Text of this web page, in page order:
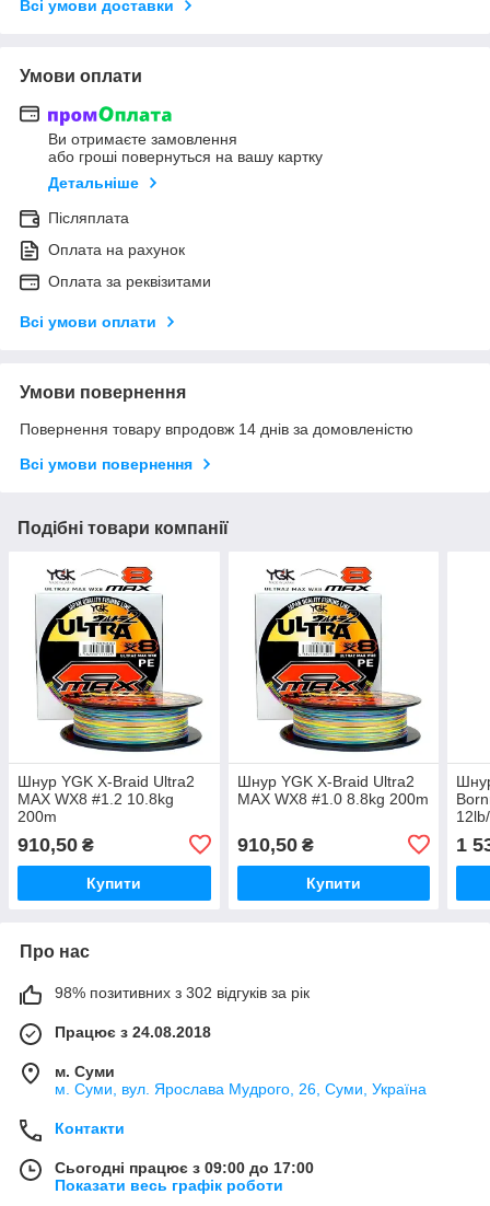
Всі умови доставки
Умови оплати
Ви отримаєте замовлення
або гроші повернуться на вашу картку
Детальніше
Післяплата
Оплата на рахунок
Оплата за реквізитами
Всі умови оплати
Умови повернення
Повернення товару впродовж 14 днів за домовленістю
Всі умови повернення
Подібні товари компанії
Шнур YGK X-Braid Ultra2
MAX WX8 #1.2 10.8kg
200m
910,50 ₴
Купити
Шнур YGK X-Braid Ultra2
MAX WX8 #1.0 8.8kg 200m
910,50₴
Купити
1
Про нас
98% позитивних з 302 відгуків за рік
Працює з 24.08.2018
м. Суми
м. Суми, вул. Ярослава Мудрого, 26, Суми, Україна
Контакти
Сьогодні працює з 09:00 до 17:00
Показати весь графік роботи